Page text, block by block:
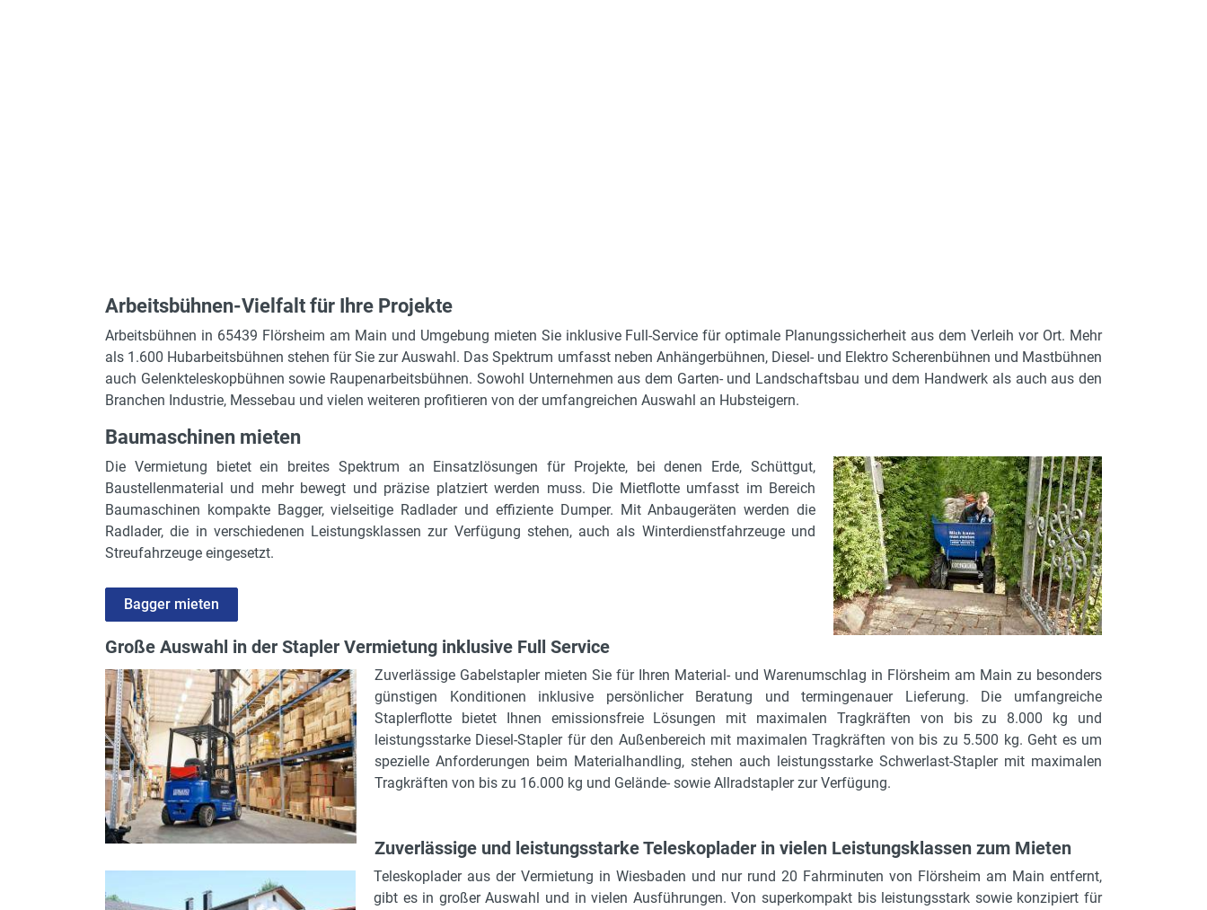
Arbeitsbühnen-Vielfalt für Ihre Projekte
Arbeitsbühnen in 65439 Flörsheim am Main und Umgebung mieten Sie inklusive Full-Service für optimale Planungssicherheit aus dem Verleih vor Ort. Mehr
als 1.600 Hubarbeitsbühnen stehen für Sie zur Auswahl. Das Spektrum umfasst neben Anhängerbühnen, Diesel- und Elektro Scherenbühnen und Mastbühnen
auch Gelenkteleskopbühnen sowie Raupenarbeitsbühnen. Sowohl Unternehmen aus dem Garten- und Landschaftsbau und dem Handwerk als auch aus den
Branchen Industrie, Messebau und vielen weiteren profitieren von der umfangreichen Auswahl an Hubsteigern.
Baumaschinen mieten
Die Vermietung bietet ein breites Spektrum an Einsatzlösungen für Projekte, bei denen Erde, Schüttgut,
Baustellenmaterial und mehr bewegt und präzise platziert werden muss. Die Mietflotte umfasst im Bereich
Baumaschinen kompakte Bagger, vielseitige Radlader und effiziente Dumper. Mit Anbaugeräten werden die
Radlader, die in verschiedenen Leistungsklassen zur Verfügung stehen, auch als Winterdienstfahrzeuge und
Streufahrzeuge eingesetzt.
Bagger mieten
Große Auswahl in der Stapler Vermietung inklusive Full Service
Zuverlässige Gabelstapler mieten Sie für Ihren Material- und Warenumschlag in Flörsheim am Main zu besonders
günstigen Konditionen inklusive persönlicher Beratung und termingenauer Lieferung. Die umfangreiche
Staplerflotte bietet Ihnen emissionsfreie Lösungen mit maximalen Tragkräften von bis zu 8.000 kg und
leistungsstarke Diesel-Stapler für den Außenbereich mit maximalen Tragkräften von bis zu 5.500 kg. Geht es um
spezielle Anforderungen beim Materialhandling, stehen auch leistungsstarke Schwerlast-Stapler mit maximalen
Tragkräften von bis zu 16.000 kg und Gelände- sowie Allradstapler zur Verfügung.
Zuverlässige und leistungsstarke Teleskoplader in vielen Leistungsklassen zum Mieten
Teleskoplader aus der Vermietung in Wiesbaden und nur rund 20 Fahrminuten von Flörsheim am Main entfernt,
gibt es in großer Auswahl und in vielen Ausführungen. Von superkompakt bis leistungsstark sowie konzipiert für